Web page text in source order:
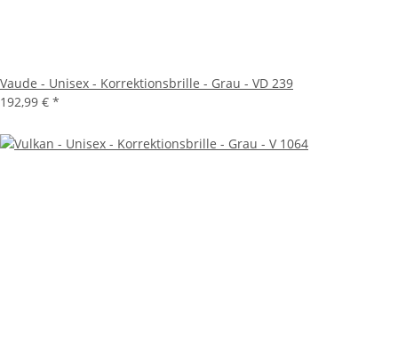
Vaude - Unisex - Korrektionsbrille - Grau - VD 239
192,99 € *